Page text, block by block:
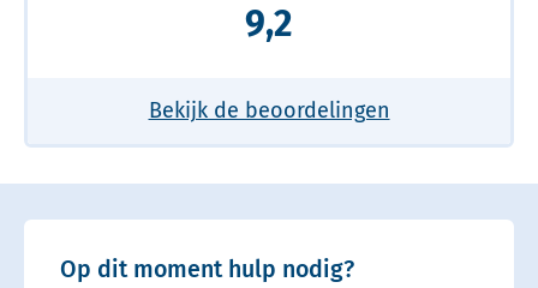
9,2
Bekijk de beoordelingen
Op dit moment hulp nodig?